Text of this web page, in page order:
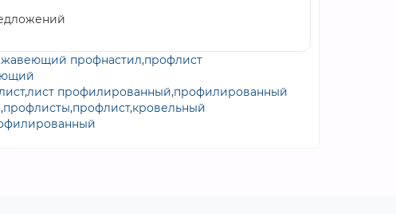
профнастил,профлист
,лист профилированный,профилированный
,профлисты,профлист,кровельный